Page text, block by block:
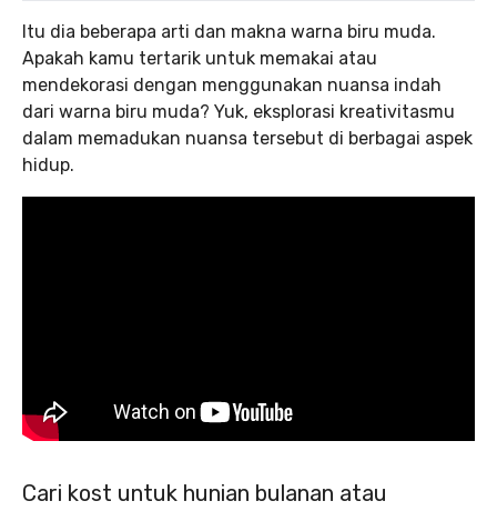
Itu dia beberapa arti dan makna warna biru muda.
Apakah kamu tertarik untuk memakai atau
mendekorasi dengan menggunakan nuansa indah
dari warna biru muda? Yuk, eksplorasi kreativitasmu
dalam memadukan nuansa tersebut di berbagai aspek
hidup.
Cari kost untuk hunian bulanan atau